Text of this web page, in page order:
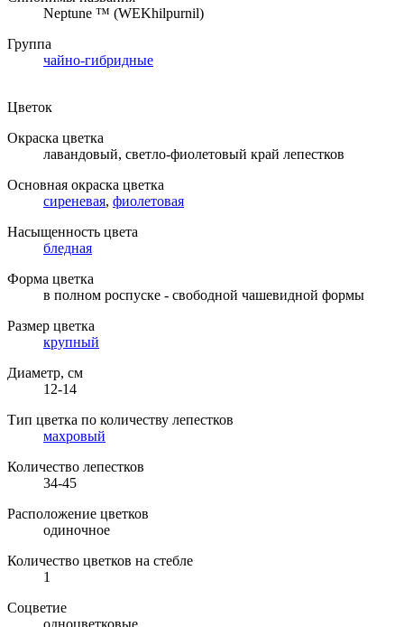
Neptune ™ (WEKhilpurnil)
Группа
чайно-гибридные
Цветок
Окраска цветка
лавандовый, светло-фиолетовый край лепестков
Основная окраска цветка
сиреневая, фиолетовая
Насыщенность цвета
бледная
Форма цветка
в полном роспуске - свободной чашевидной формы
Размер цветка
крупный
Диаметр, см
12-14
Тип цветка по количеству лепестков
махровый
Количество лепестков
34-45
Расположение цветков
одиночное
Количество цветков на стебле
1
Соцветие
одноцветковые